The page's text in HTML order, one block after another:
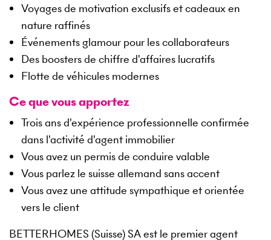
Voyages de motivation exclusifs et cadeaux en
nature raffinés
Événements glamour pour les collaborateurs
Des boosters de chiffre d'affaires lucratifs
Flotte de véhicules modernes
Ce que vous apportez
Trois ans d'expérience professionnelle confirmée
dans l'activité d'agent immobilier
Vous avez un permis de conduire valable
Vous parlez le suisse allemand sans accent
Vous avez une attitude sympathique et orientée
vers le client
BETTERHOMES (Suisse) SA est le premier agent